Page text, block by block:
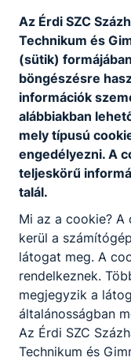
intézmény és
szervezhető,
valamely
tartalmú
megszerezhető
A szakmai
részt vevő
vizsgát tehet.
A sikeres
képesítő
végzettségi
tanúsít.
Ingyenes
letételéig
még nem
rendszerben
Az Érdi SZC
Technikum és
(sütik)
böngészésre
információk
alábbiakban
mely típusú
engedélyezni. A
teljeskörű
talál.
Mi az a cookie?
kerül a
látogat meg. A
rendelkeznek.
megjegyzik a
általánosságban
Az Érdi SZC
Technikum és